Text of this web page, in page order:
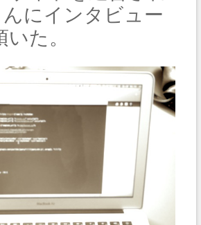
にインタビュー
た。